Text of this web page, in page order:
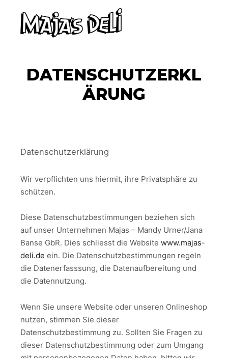
DATENSCHUTZERKL
ÄRUNG
Datenschutzerklärung
Wir verpflichten uns hiermit, ihre Privatsphäre zu
schützen.
Diese Datenschutzbestimmungen beziehen sich
auf unser Unternehmen Majas – Mandy Urner/Jana
Banse GbR. Dies schliesst die Website www.majas-
deli.de ein. Die Datenschutzbestimmungen regeln
die Datenerfasssung, die Datenaufbereitung und
die Datennutzung.
Wenn Sie unsere Website oder unseren Onlineshop
nutzen, stimmen Sie dieser
Datenschutzbestimmung zu. Sollten Sie Fragen zu
dieser Datenschutzbestimmung oder zum Umgang